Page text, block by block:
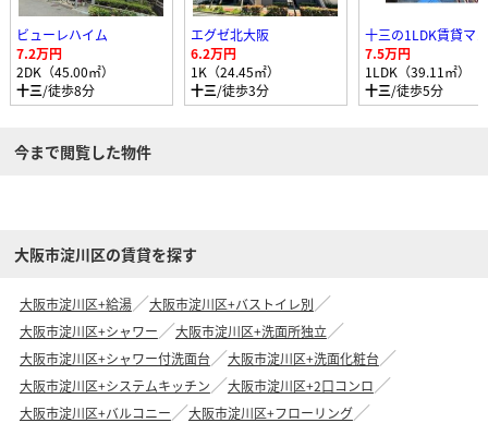
ビューレハイム
7.2万円
2DK（45.00㎡）
十三/徒歩8分
エグゼ北大阪
6.2万円
1K（24.45㎡）
十三/徒歩3分
7.5万円
1LDK（39.11㎡）
十三/徒歩5分
今まで閲覧した物件
大阪市淀川区の賃貸を探す
大阪市淀川区+給湯
大阪市淀川区+バストイレ別
大阪市淀川区+シャワー
大阪市淀川区+洗面所独立
大阪市淀川区+シャワー付洗面台
大阪市淀川区+洗面化粧台
大阪市淀川区+システムキッチン
大阪市淀川区+2口コンロ
大阪市淀川区+バルコニー
大阪市淀川区+フローリング